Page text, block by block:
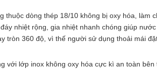
thuộc dòng thép 18/10 không bị oxy hóa, làm
nhiệt rộng, gia nhiệt nhanh chóng giúp
tròn 360 độ, vì thế người sử dụng thoải mái
với lớp inox không oxy hóa cực kì an toàn